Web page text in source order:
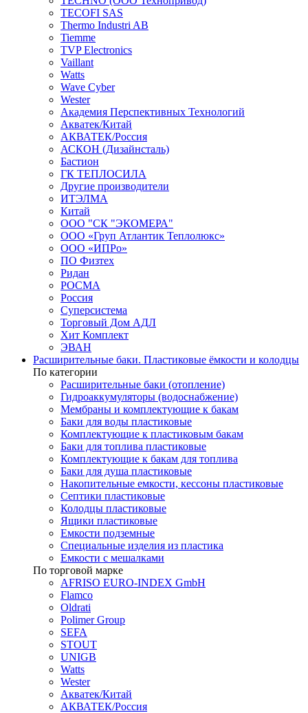
TECOFI SAS
Thermo Industri AB
Tiemme
TVP Electronics
Vaillant
Watts
Wave Cyber
Wester
Академия Перспективных Технологий
Акватек/Китай
АКВАТЕК/Россия
АСКОН (Дизайнсталь)
Бастион
ГК ТЕПЛОСИЛА
Другие производители
ИТЭЛМА
Китай
ООО "СК "ЭКОМЕРА"
ООО «Груп Атлантик Теплолюкс»
ООО «ИПРо»
ПО Физтех
Ридан
РОСМА
Россия
Суперсистема
Торговый Дом АДЛ
Хит Комплект
ЭВАН
Расширительные баки. Пластиковые ёмкости и колодцы
По категории
Расширительные баки (отопление)
Гидроаккумуляторы (водоснабжение)
Мембраны и комплектующие к бакам
Баки для воды пластиковые
Комплектующие к пластиковым бакам
Баки для топлива пластиковые
Комплектующие к бакам для топлива
Баки для душа пластиковые
Накопительные емкости, кессоны пластиковые
Септики пластиковые
Колодцы пластиковые
Ящики пластиковые
Емкости подземные
Специальные изделия из пластика
Емкости с мешалками
По торговой марке
AFRISO EURO-INDEX GmbH
Flamco
Oldrati
Polimer Group
SEFA
STOUT
UNIGB
Watts
Wester
Акватек/Китай
АКВАТЕК/Россия